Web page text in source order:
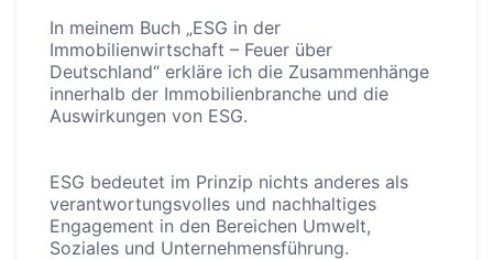
In meinem Buch „ESG in der
Immobilienwirtschaft – Feuer über
Deutschland“ erkläre ich die Zusammenhänge
innerhalb der Immobilienbranche und die
Auswirkungen von ESG.
ESG bedeutet im Prinzip nichts anderes als
verantwortungsvolles und nachhaltiges
Engagement in den Bereichen Umwelt,
Soziales und Unternehmensführung.